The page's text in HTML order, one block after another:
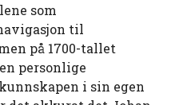
som
til
på 1700-tallet
personlige
i sin egen